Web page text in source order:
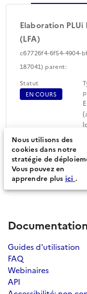
Elaboration
(LFA)
c67726f4-6f54-4904-
187041) parent:
Statut
EN COURS
Périmètre du
d'urbanisme (87)
Documentation
Guides d'utilisation
FAQ
Webinaires
API
Nous utilisons des
cookies dans notre
stratégie de
Vous pouvez en
apprendre plus ici .